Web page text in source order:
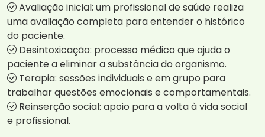
Avaliação inicial: um profissional de saúde realiza
uma avaliação completa para entender o histórico
do paciente.
Desintoxicação: processo médico que ajuda o
paciente a eliminar a substância do organismo.
Terapia: sessões individuais e em grupo para
trabalhar questões emocionais e comportamentais.
Reinserção social: apoio para a volta à vida social
e profissional.